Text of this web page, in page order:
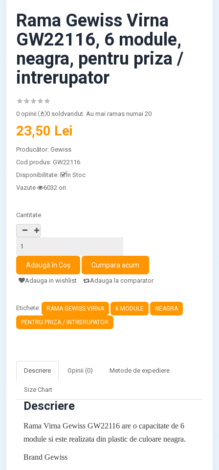
Rama Gewiss Virna
GW22116, 6 module,
neagra, pentru priza /
intrerupator
0 opinii 0 soldvandut. Au mai ramas numai 20
23,50 Lei
Producător:Gewiss
Cod produs:GW22116
Disponibilitate:
În Stoc
Vazute
6032 ori
Cantitate
Adauga in wishlist Adauga la comparator
Etichete: RAMA GEWISS VIRNA 6 MODULE
NEAGRA
PENTRU PRIZA / INTRERUPATOR
Descriere Opinii (0) Metode de expediere
Size Chart
Descriere
Rama Virna Gewiss GW22116are o capacitate de6
module si este realizata din plastic de culoareneagra.
BrandGewiss